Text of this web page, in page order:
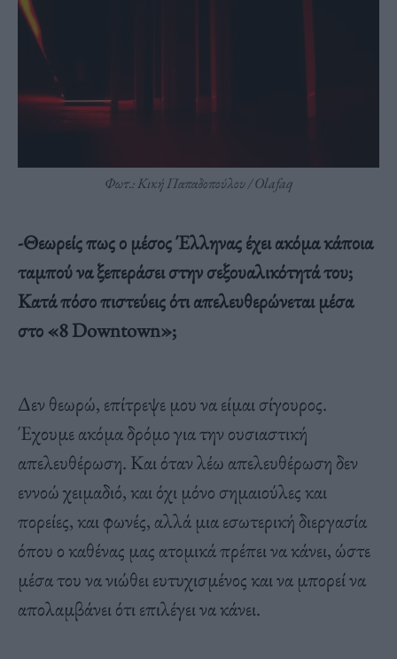
Φωτ.: Κική Παπαδοπούλου / Οlafaq
-Θεωρείς πως ο μέσος Έλληνας έχει ακόμα κάποια
ταμπού να ξεπεράσει στην σεξουαλικότητά του;
Κατά πόσο πιστεύεις ότι απελευθερώνεται μέσα
στο «8 Downtown»;
Δεν θεωρώ, επίτρεψε μου να είμαι σίγουρος.
Έχουμε ακόμα δρόμο για την ουσιαστική
απελευθέρωση. Και όταν λέω απελευθέρωση δεν
εννοώ χειμαδιό, και όχι μόνο σημαιούλες και
πορείες, και φωνές, αλλά μια εσωτερική διεργασία
όπου ο καθένας μας ατομικά πρέπει να κάνει, ώστε
μέσα του να νιώθει ευτυχισμένος και να μπορεί να
απολαμβάνει ότι επιλέγει να κάνει.